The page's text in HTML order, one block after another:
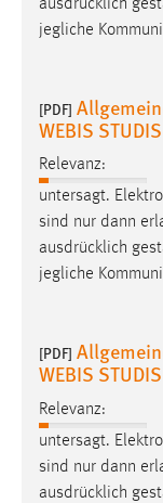
ausdrücklich
jegliche
[PDF]
WEBIS
Relevanz:
untersagt.
sind nur dann
ausdrücklich
jegliche
[PDF]
WEBIS
Relevanz:
untersagt.
sind nur dann
ausdrücklich
Zugriffsstatistik
MARKETING
Marketing
verwendet,
Sie tun dies,
hinweg
Name:
Anbieter:
Google